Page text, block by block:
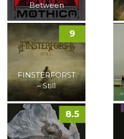
Between
FINSTERFORST
– Still
9
8.5